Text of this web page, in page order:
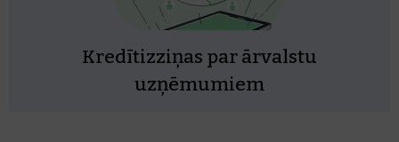
Kredītizziņas par ārvalstu
uzņēmumiem